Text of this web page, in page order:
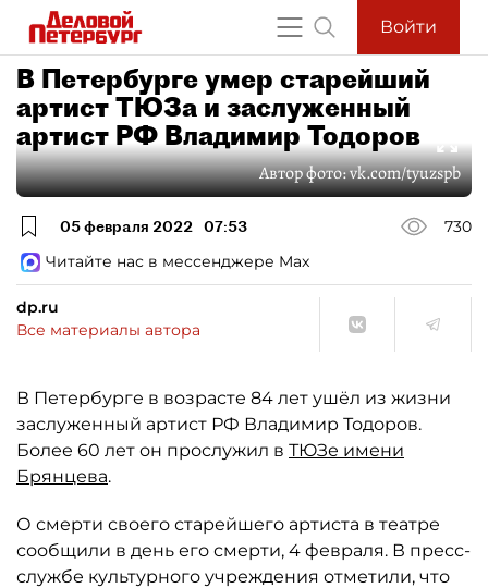
Войти
В Петербурге умер старейший
артист ТЮЗа и заслуженный
артист РФ Владимир Тодоров
Автор фото:vk.com/tyuzspb
05 февраля 2022 07:53
730
Читайте нас в мессенджере Max
dp.ru
Все материалы автора
В Петербурге в возрасте 84 лет ушёл из жизни
заслуженный артист РФ Владимир Тодоров.
Более 60 лет он прослужил в ТЮЗе имени
Брянцева.
О смерти своего старейшего артиста в театре
сообщили в день его смерти, 4 февраля. В пресс-
службе культурного учреждения отметили, что